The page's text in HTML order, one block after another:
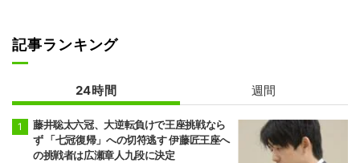
記事ランキング
24時間 週間
藤井聡太六冠、大逆転負けで王座挑戦なら
ず 「七冠復帰」への切符逃す 伊藤匠王座へ
の挑戦者は広瀬章人九段に決定